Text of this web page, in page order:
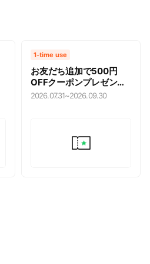
1-time use
お友だち追加で500円
OFFクーポンプレゼン
ト！
2026.07.31~2026.09.30